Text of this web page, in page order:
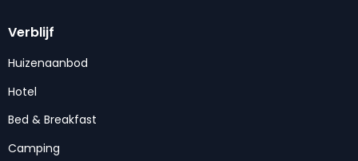
Verblijf
Huizenaanbod
Hotel
Bed & Breakfast
Camping